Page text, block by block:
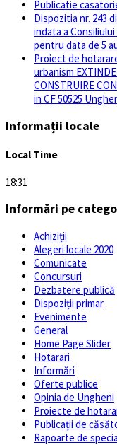
Publicatie
Dispozitia nr. 243
indata a
pentru data de 5
Proiect de
urbanism
CONSTRUIRE
in CF 50525
Informații locale
Local Time
18:31
Informări pe
Achiziții
Alegeri locale 2020
Comunicate
Concursuri
Dezbatere publică
Dispoziții primar
Evenimente
General
Home Page Slider
Hotarari
Informări
Oferte publice
Opinia de Ungheni
Proiecte de
Publicații de
Rapoarte de